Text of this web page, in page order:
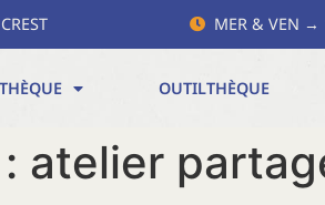
MER & VEN
OUTILTHÈQUE
atelier